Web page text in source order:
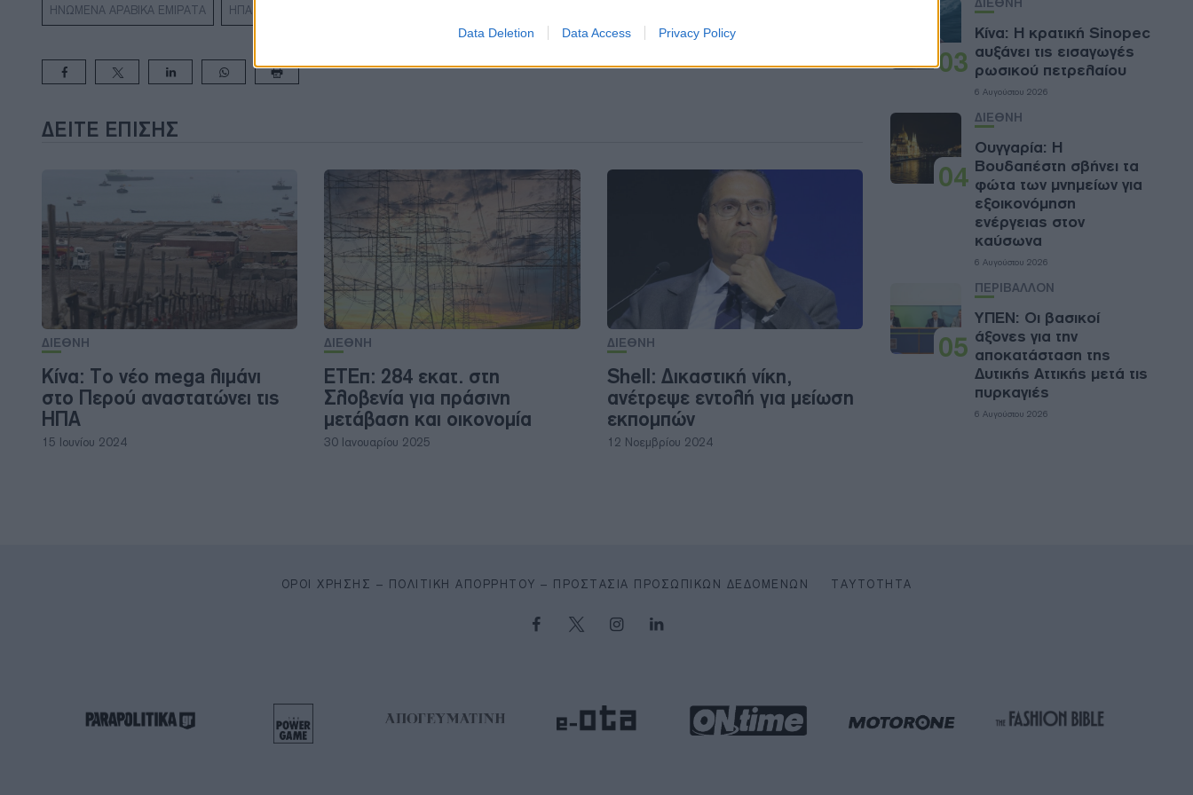
Data Deletion Data Access Privacy Policy
ΗΝΩΜΕΝΑ ΑΡΑΒΙΚΑ ΕΜΙΡΑΤΑ ΗΠΑ
ΔΕΊΤΕ ΕΠΊΣΗΣ
ΔΙΕΘΝΗ
Κίνα: Το νέο mega λιμάνι
στο Περού αναστατώνει τις
ΗΠΑ
15 Ιουνίου 2024
ΔΙΕΘΝΗ
ΕΤΕπ: 284 εκατ. στη
Σλοβενία για πράσινη
μετάβαση και οικονομία
30 Ιανουαρίου 2025
ΔΙΕΘΝΗ
Shell: Δικαστική νίκη,
ανέτρεψε εντολή για μείωση
εκπομπών
12 Νοεμβρίου 2024
03
Κίνα: Η κρατική Sinopec
αυξάνει τις εισαγωγές
ρωσικού πετρελαίου
6 Αυγούστου 2026
04
ΔΙΕΘΝΗ
Ουγγαρία: Η
Βουδαπέστη σβήνει τα
φώτα των μνημείων για
εξοικονόμηση
ενέργειας στον
καύσωνα
6 Αυγούστου 2026
05
ΠΕΡΙΒΑΛΛΟΝ
ΥΠΕΝ: Oι βασικοί
άξονες για την
αποκατάσταση της
Δυτικής Αττικής μετά τις
πυρκαγιές
6 Αυγούστου 2026
ΌΡΟΙ ΧΡΉΣΗΣ – ΠΟΛΙΤΙΚΉ ΑΠΟΡΡΉΤΟΥ – ΠΡΟΣΤΑΣΊΑ ΠΡΟΣΩΠΙΚΏΝ ΔΕΔΟΜΈΝΩΝ ΤΑΥΤΌΤΗΤΑ